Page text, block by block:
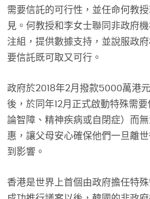
需要信託的可行性，並任命何教
見。何教授和李女士聯同非政府
注組，提供數據支持，並說服政
要信託既可取又可行。
政府於2018年2月撥款5000萬港
後，於同年12月正式啟動特殊需
論智障、精神疾病或自閉症）而
惠，讓父母安心確保他們一旦離
到影響。
香港是世界上首個由政府擔任特